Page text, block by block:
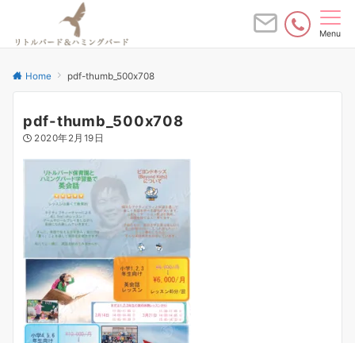
Menu
Home pdf-thumb_500x708
pdf-thumb_500x708
2020年2月19日